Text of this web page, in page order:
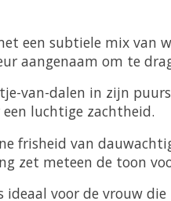
een subtiele mix
aangenaam om te
van-dalen in zijn
luchtige zachtheid.
frisheid van
zet meteen de toon
ideaal voor de vrouw